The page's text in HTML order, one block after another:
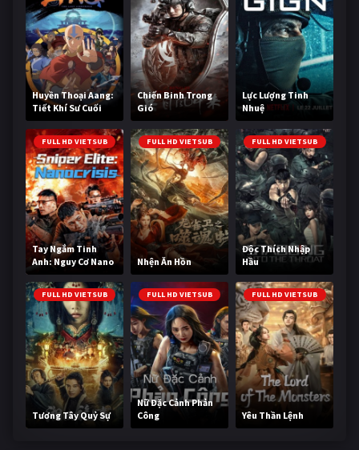
Huyền Thoại Aang:
Tiết Khí Sư Cuối
Cùng
Chiến Binh Trong
Gió
Lực Lượng Tinh
Nhuệ
FULL HD VIETSUB
Tay Ngắm Tinh
Anh: Nguy Cơ Nano
FULL HD VIETSUB
Nhện Ăn Hồn
FULL HD VIETSUB
Độc Thích Nhập
Hầu
FULL HD VIETSUB
Tương Tây Quỷ Sự
FULL HD VIETSUB
Nữ Đặc Cảnh Phản
Công
FULL HD VIETSUB
Yêu Thần Lệnh